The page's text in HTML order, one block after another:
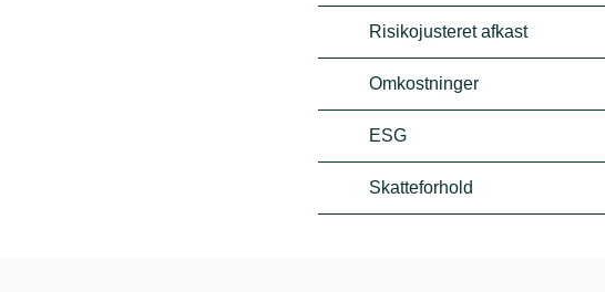
Risikojusteret afkast
Omkostninger
ESG
Skatteforhold